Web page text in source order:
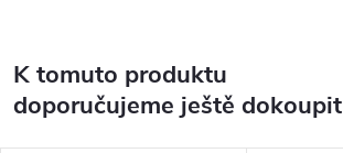
K tomuto produktu
doporučujeme ještě dokoupit